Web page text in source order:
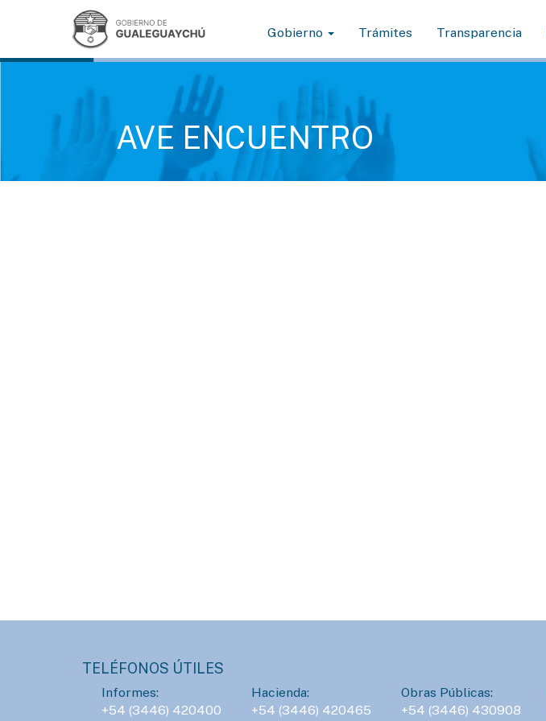
Gobierno Trámites Transparencia
AVE ENCUENTRO
TELÉFONOS ÚTILES
Informes:
+54 (3446) 420400
Hacienda:
+54 (3446) 420465
Obras Públicas:
+54 (3446) 430908